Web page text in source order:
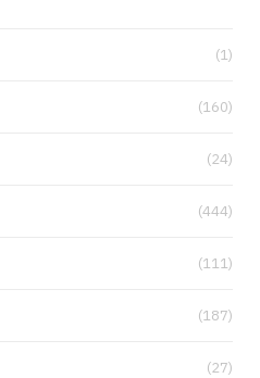
(1)
(160)
(24)
(444)
(111)
(187)
(27)